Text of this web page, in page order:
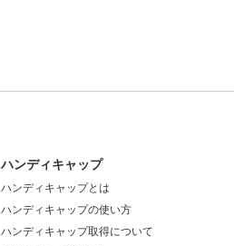
ハンディキャップ
ハンディキャップとは
ハンディキャップの使い方
ハンディキャップ取得について